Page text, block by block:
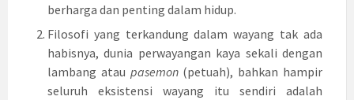
berharga dan penting dalam hidup.
Filosofi yang terkandung dalam wayang tak ada
habisnya, dunia perwayangan kaya sekali dengan
lambang atau pasemon (petuah), bahkan hampir
seluruh eksistensi wayang itu sendiri adalah